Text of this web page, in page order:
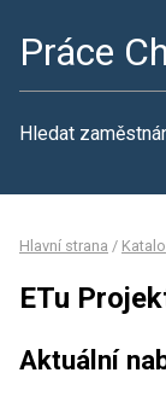
Práce
Hledat
Hlavní strana /
ETu
Aktuální